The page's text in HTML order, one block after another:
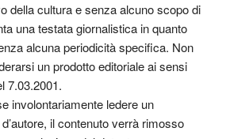
della cultura e senza alcuno scopo di
una testata giornalistica in quanto
alcuna periodicità specifica. Non
un prodotto editoriale ai sensi
7.03.2001.
involontariamente ledere un
il contenuto verrà rimosso